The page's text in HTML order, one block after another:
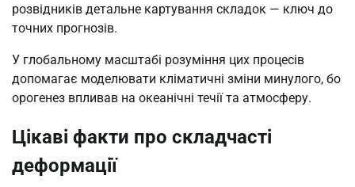
розвідників детальне картування складок — ключ до
точних прогнозів.
У глобальному масштабі розуміння цих процесів
допомагає моделювати кліматичні зміни минулого, бо
орогенез впливав на океанічні течії та атмосферу.
Цікаві факти про складчасті
деформації